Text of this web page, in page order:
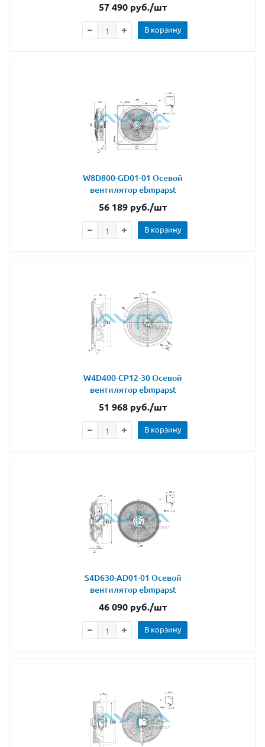
57 490 руб./шт
В корзину
W8D800-GD01-01 Осевой
вентилятор ebmpapst
56 189 руб./шт
В корзину
W4D400-CP12-30 Осевой
вентилятор ebmpapst
51 968 руб./шт
В корзину
S4D630-AD01-01 Осевой
вентилятор ebmpapst
46 090 руб./шт
В корзину